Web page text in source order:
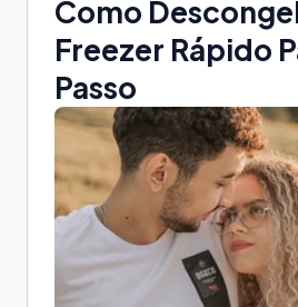
Como
Freezer Rápido
Passo